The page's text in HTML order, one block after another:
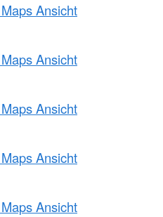
Ansicht
Ansicht
Ansicht
Ansicht
Ansicht